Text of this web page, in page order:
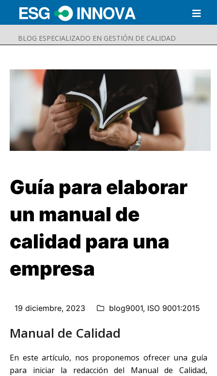
BLOG ESPECIALIZADO EN GESTIÓN DE CALIDAD
Buscar Enviar
Guía para elaborar
un manual de
calidad para una
empresa
19 diciembre, 2023 blog9001, ISO 9001:2015
Manual de Calidad
En este artículo, nos proponemos ofrecer una guía
para iniciar la redacción del Manual de Calidad,